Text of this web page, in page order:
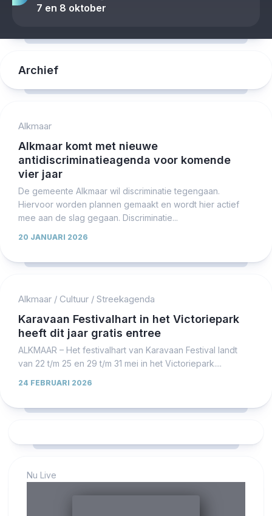
7 en 8 oktober
Archief
Alkmaar
Alkmaar komt met nieuwe
antidiscriminatieagenda voor komende
vier jaar
De gemeente Alkmaar wil discriminatie tegengaan.
Hiervoor worden plannen gemaakt en wordt hier actief
mee aan de slag gegaan. Discriminatie...
20 JANUARI 2026
Alkmaar / Cultuur / Streekagenda
Karavaan Festivalhart in het Victoriepark
heeft dit jaar gratis entree
ALKMAAR – Het festivalhart van Karavaan Festival landt
van 22 t/m 25 en 29 t/m 31 mei in het Victoriepark....
24 FEBRUARI 2026
Nu Live